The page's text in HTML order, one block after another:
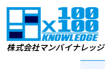
内
ス
キッ
株式会社マンバイナレッジ